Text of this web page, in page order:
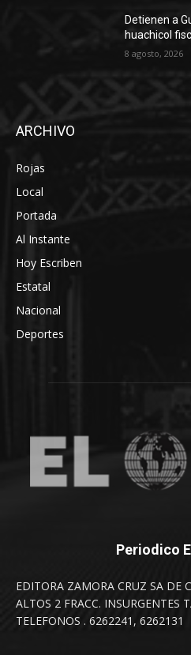
Detienen a
huachicol
8 agosto, 2026
ARCHIVO
Rojas
Local
Portada
Al Instante
Hoy Escriben
Estatal
Nacional
Deportes
Periodico
EDITORA ZAMORA CRUZ SA DE
ALTOS 2 FRACC. INSURGENTES
TELEFONOS . 6262241, 6262131